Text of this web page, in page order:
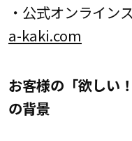
・公式オンライン
a-kaki.com
お客様の「欲しい
の背景